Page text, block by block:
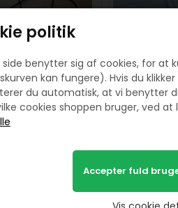
politik
side benytter sig af cookies, for at
kan fungere). Hvis du
du automatisk, at vi benytter
cookies shoppen bruger, ved
elastik 2 mm - ca
4 m sort
20,00DKK
stopper/
15,00